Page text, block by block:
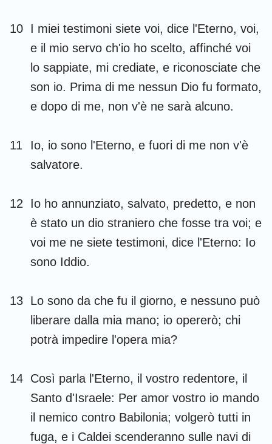
10 I miei testimoni siete voi, dice l'Eterno, voi,
e il mio servo ch'io ho scelto, affinché voi
lo sappiate, mi crediate, e riconosciate che
son io. Prima di me nessun Dio fu formato,
e dopo di me, non v'è ne sarà alcuno.
11
Io, io sono l'Eterno, e fuori di me non v'è
salvatore.
12
Io ho annunziato, salvato, predetto, e non
è stato un dio straniero che fosse tra voi; e
voi me ne siete testimoni, dice l'Eterno: Io
sono Iddio.
13 Lo sono da che fu il giorno, e nessuno può
liberare dalla mia mano; io opererò; chi
potrà impedire l'opera mia?
14 Così parla l'Eterno, il vostro redentore, il
Santo d'Israele: Per amor vostro io mando
il nemico contro Babilonia; volgerò tutti in
fuga, e i Caldei scenderanno sulle navi di